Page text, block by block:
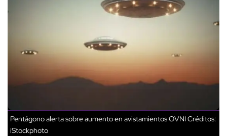
Pentágono alerta sobre aumento en avistamientos OVNICréditos:
iStockphoto